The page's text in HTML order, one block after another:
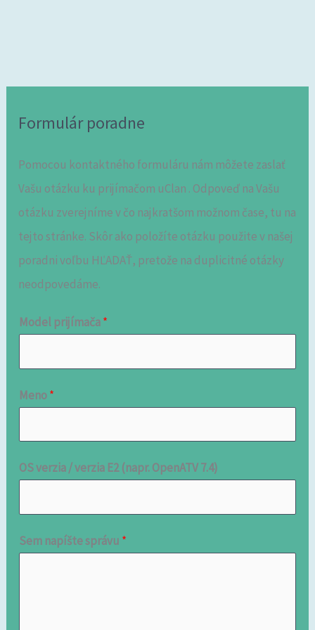
Formulár poradne
Pomocou kontaktného formuláru nám môžete zaslať
Vašu otázku ku prijímačom uClan . Odpoveď na Vašu
otázku zverejníme v čo najkratšom možnom čase, tu na
tejto stránke. Skôr ako položíte otázku použite v našej
poradni voľbu HĽADAŤ, pretože na duplicitné otázky
neodpovedáme.
Model prijímača*
Meno*
OS verzia / verzia E2 (napr. OpenATV 7.4)
Sem napíšte správu *